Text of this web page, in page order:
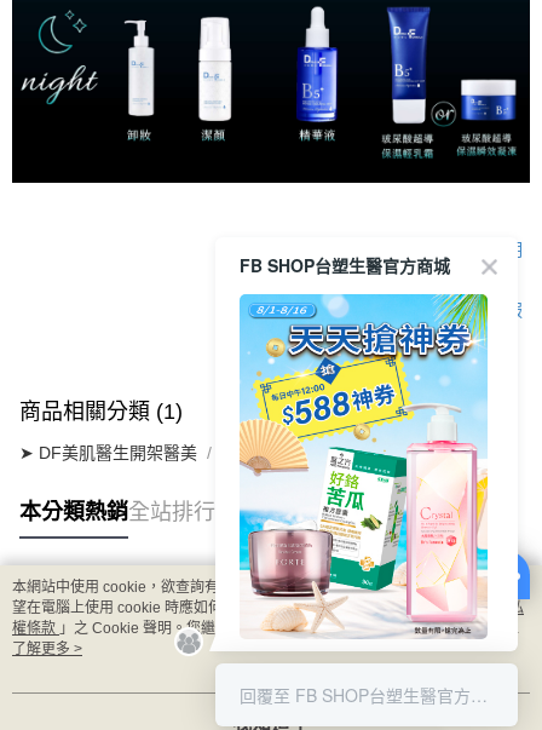
顯示電腦版詳細說明
客服
商品相關分類 (1)
➤ DF美肌醫生開架醫美 ┃極潤保濕系列
本分類熱銷全站排行
熱門標籤
本網站中使用 cookie，欲查詢有關本網站使用 cookie 方式之詳情，及若您不希
望在電腦上使用 cookie 時應如何變更電腦的 cookie 設定，請參閱本網站「
隱私
權條款 」之 Cookie 聲明。您繼續使用本網站即表示您同意本公司得按本網站使
用條款之 Cookie 聲明使用 cookie。
了解更多 >
我知道了
FB SHOP台塑生醫官方商城
8/1-8/16 搶588神券
回覆至 FB SHOP台塑生醫官方商城